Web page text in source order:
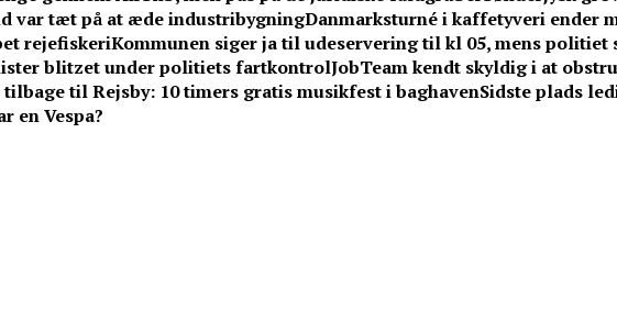
var tæt på at æde industribygningDanmarksturné i kaffetyveri ender
rejefiskeriKommunen siger ja til udeservering til kl 05, mens
blitzet under politiets fartkontrolJobTeam kendt skyldig i at
til Rejsby: 10 timers gratis musikfest i baghavenSidste plads
en Vespa?